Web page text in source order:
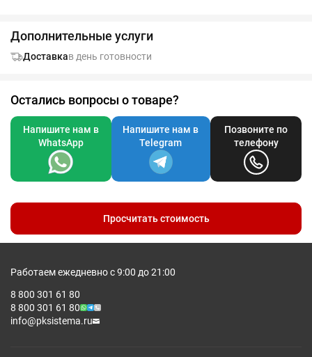
Дополнительные услуги
Доставкав день готовности
Остались вопросы о товаре?
Напишите нам в
WhatsApp
Напишите нам в
Telegram
Позвоните по
телефону
Просчитать стоимость
Работаем ежедневно с 9:00 до 21:00
8 800 301 61 80
8 800 301 61 80
info@pksistema.ru